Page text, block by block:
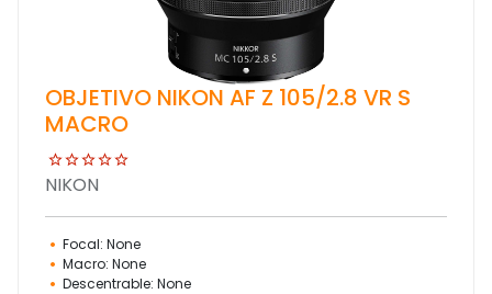
OBJETIVO NIKON AF Z 105/2.8 VR S
MACRO
NIKON
Focal: None
Macro: None
Descentrable: None